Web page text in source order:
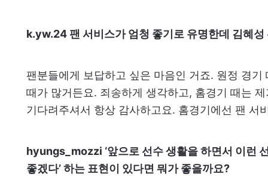
k.yw.24 팬 서비스가 엄청 좋기로 유명한데 김혜성
팬분들에게 보답하고 싶은 마음인 거죠. 원정 경
때가 많거든요. 죄송하게 생각하고, 홈경기 때는
기다려주셔서 항상 감사하고요. 홈경기에선 팬 서
hyungs_mozzi ‘앞으로 선수 생활을 하면서 이런
좋겠다’ 하는 표현이 있다면 뭐가 좋을까요?